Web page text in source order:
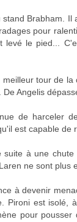
Brabham. Il
pour
levé le pied...
tour de
Angelis
de harceler
est capable de
suite à une
ne sont plus
à devenir
Pironi est isolé,
pour